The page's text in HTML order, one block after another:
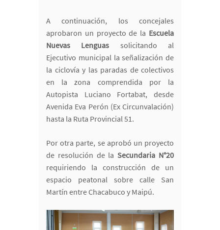
A continuación, los concejales
aprobaron un proyecto de la Escuela
Nuevas Lenguas solicitando al
Ejecutivo municipal la señalización de
la ciclovía y las paradas de colectivos
en la zona comprendida por la
Autopista Luciano Fortabat, desde
Avenida Eva Perón (Ex Circunvalación)
hasta la Ruta Provincial 51.
Por otra parte, se aprobó un proyecto
de resolución de laSecundaria N°20
requiriendo la construcción de un
espacio peatonal sobre calle San
Martín entre Chacabuco y Maipú.